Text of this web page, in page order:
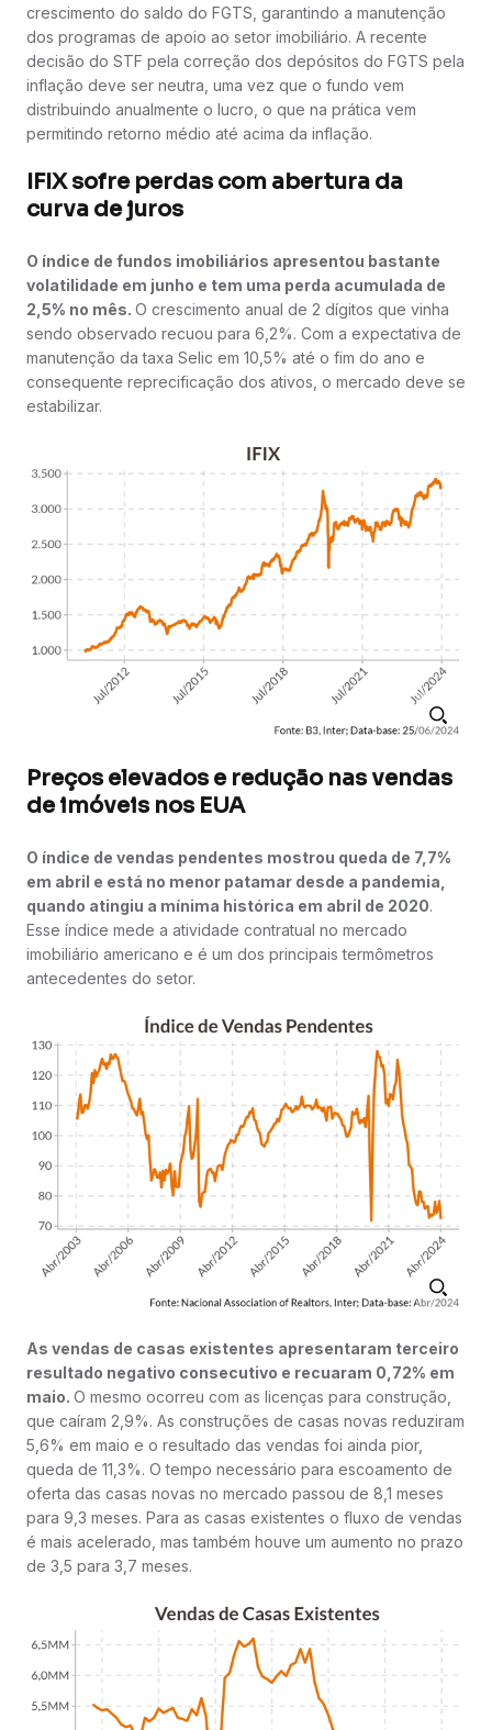
crescimento do saldo do FGTS, garantindo a manutenção
dos programas de apoio ao setor imobiliário. A recente
decisão do STF pela correção dos depósitos do FGTS pela
inflação deve ser neutra, uma vez que o fundo vem
distribuindo anualmente o lucro, o que na prática vem
permitindo retorno médio até acima da inflação.
IFIX sofre perdas com abertura da
curva de juros
O índice de fundos imobiliários apresentou bastante
volatilidade em junho e tem uma perda acumulada de
2,5% no mês. O crescimento anual de 2 dígitos que vinha
sendo observado recuou para 6,2%. Com a expectativa de
manutenção da taxa Selic em 10,5% até o fim do ano e
consequente reprecificação dos ativos, o mercado deve se
estabilizar.
Preços elevados e redução nas vendas
de imóveis nos EUA
O índice de vendas pendentes mostrou queda de 7,7%
em abril e está no menor patamar desde a pandemia,
quando atingiu a mínima histórica em abril de 2020.
Esse índice mede a atividade contratual no mercado
imobiliário americano e é um dos principais termômetros
antecedentes do setor.
As vendas de casas existentes apresentaram terceiro
resultado negativo consecutivo e recuaram 0,72% em
maio. O mesmo ocorreu com as licenças para construção,
que caíram 2,9%. As construções de casas novas reduziram
5,6% em maio e o resultado das vendas foi ainda pior,
queda de 11,3%. O tempo necessário para escoamento de
oferta das casas novas no mercado passou de 8,1 meses
para 9,3 meses. Para as casas existentes o fluxo de vendas
é mais acelerado, mas também houve um aumento no prazo
de 3,5 para 3,7 meses.